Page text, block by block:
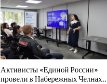
Активисты «Единой России»
провели в Набережных Челнах